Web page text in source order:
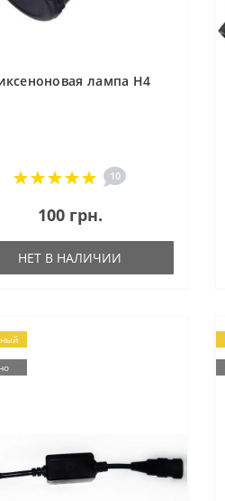
лампа H4
10
100 грн.
НЕТ В НАЛИЧИИ